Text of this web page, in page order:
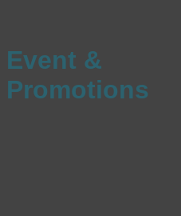
Event &
Promotions